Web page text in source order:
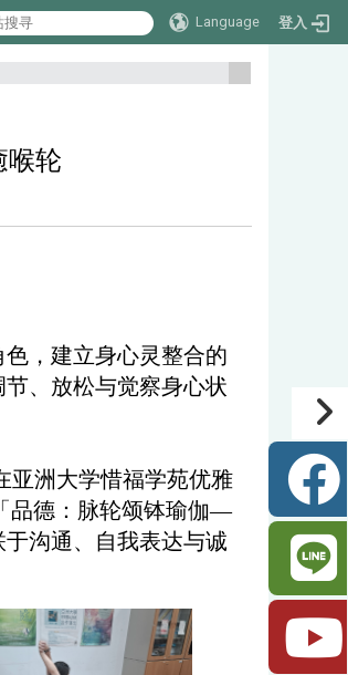
Language 登入
:::
喉轮
，建立身心灵整合的
、放松与觉察身心状
亚洲大学惜福学苑优雅
品德：脉轮颂钵瑜伽—
沟通、自我表达与诚